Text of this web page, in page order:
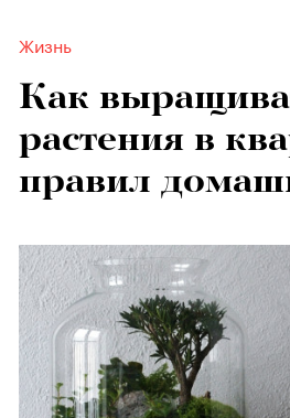
Жизнь
Как
растения в
правил